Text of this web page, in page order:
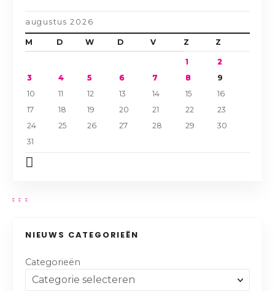
augustus 2026
M D W D V Z Z
1
2
3
4 5 6 7 8
9
10
11 12 13 14 15
16
17
18 19 20 21 22
23
24
25 26 27 28 29
30
31
NIEUWS CATEGORIEËN
Categorieën